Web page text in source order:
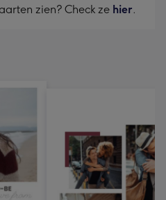
zien? Check ze hier.